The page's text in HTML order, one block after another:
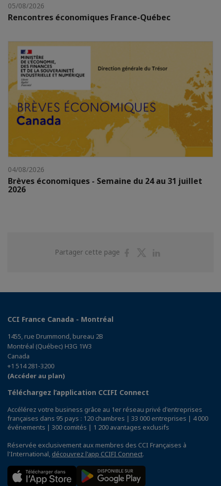
05/08/2026
Rencontres économiques France-Québec
04/08/2026
Brèves économiques - Semaine du 24 au 31 juillet
2026
Partager cette page
PartagerPartager
CCI France Canada - Montréal
1455, rue Drummond, bureau 2B
Montréal (Québec) H3G 1W3
Canada
+1 514 281-3200
(Accéder au plan)
Téléchargez l’application CCIFI Connect
Accélérez votre business grâce au 1er réseau privé d'entreprises
françaises dans 95 pays : 120 chambres | 33 000 entreprises | 4 000
événements | 300 comités | 1 200 avantages exclusifs
Réservée exclusivement aux membres des CCI Françaises à
l'International, découvrez l'app CCIFI Connect.